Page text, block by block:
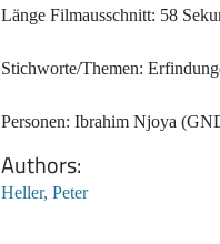
Länge Filmausschnitt: 58
Stichworte/Themen:
Personen: Ibrahim Njoya
Authors
Heller, Peter